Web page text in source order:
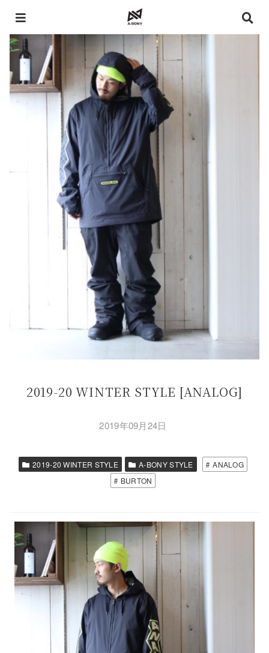
2019-20 WINTER STYLE [ANALOG]
2019年09月24日
2019-20 WINTER STYLE A-BONY STYLE
ANALOG
BURTON